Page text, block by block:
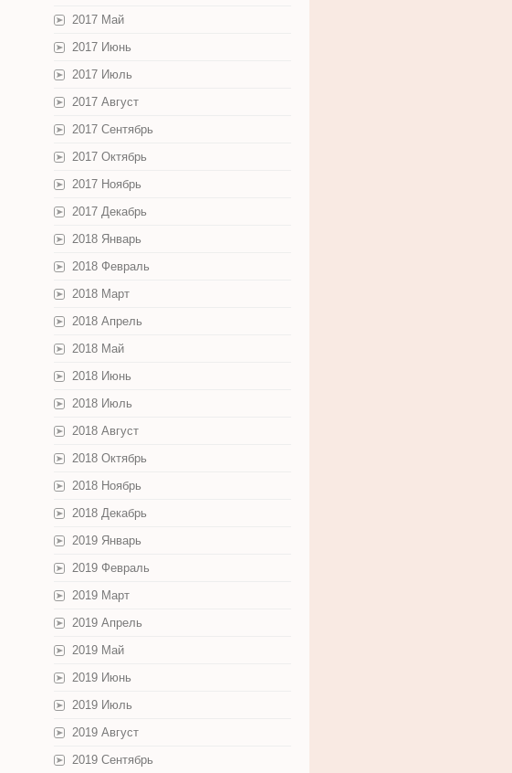
2017 Май
2017 Июнь
2017 Июль
2017 Август
2017 Сентябрь
2017 Октябрь
2017 Ноябрь
2017 Декабрь
2018 Январь
2018 Февраль
2018 Март
2018 Апрель
2018 Май
2018 Июнь
2018 Июль
2018 Август
2018 Октябрь
2018 Ноябрь
2018 Декабрь
2019 Январь
2019 Февраль
2019 Март
2019 Апрель
2019 Май
2019 Июнь
2019 Июль
2019 Август
2019 Сентябрь